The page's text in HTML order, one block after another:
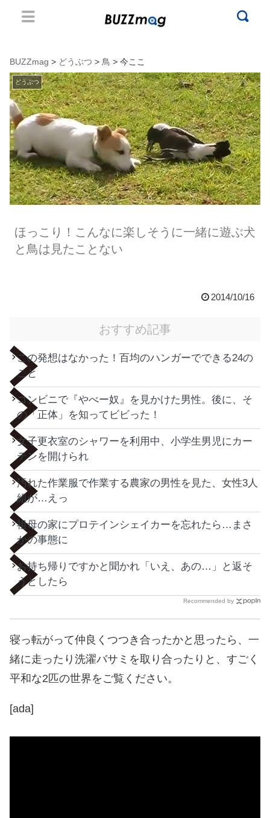
BUZZmag > どうぶつ > 鳥 > 今ここ
どうぶつ
ほっこり！こんなに楽しそうに一緒に遊ぶ犬
と鳥は見たことない
2014/10/16
おすすめ記事
この発想はなかった！百均のハンガーでできる24の
こと
コンビニで『やべー奴』を見かけた男性。後に、そ
の「正体」を知ってビビった！
女子更衣室のシャワーを利用中、小学生男児にカー
テンを開けられ
汚れた作業服で作業する農家の男性を見た、女性3人
組が…えっ
祖母の家にプロテインシェイカーを忘れたら…まさ
かの事態に
お持ち帰りですかと聞かれ「いえ、あの…」と返そ
うとしたら
Recommended by
寝っ転がって仲良くつつき合ったかと思ったら、一
緒に走ったり洗濯バサミを取り合ったりと、すごく
平和な2匹の世界をご覧ください。
[ada]